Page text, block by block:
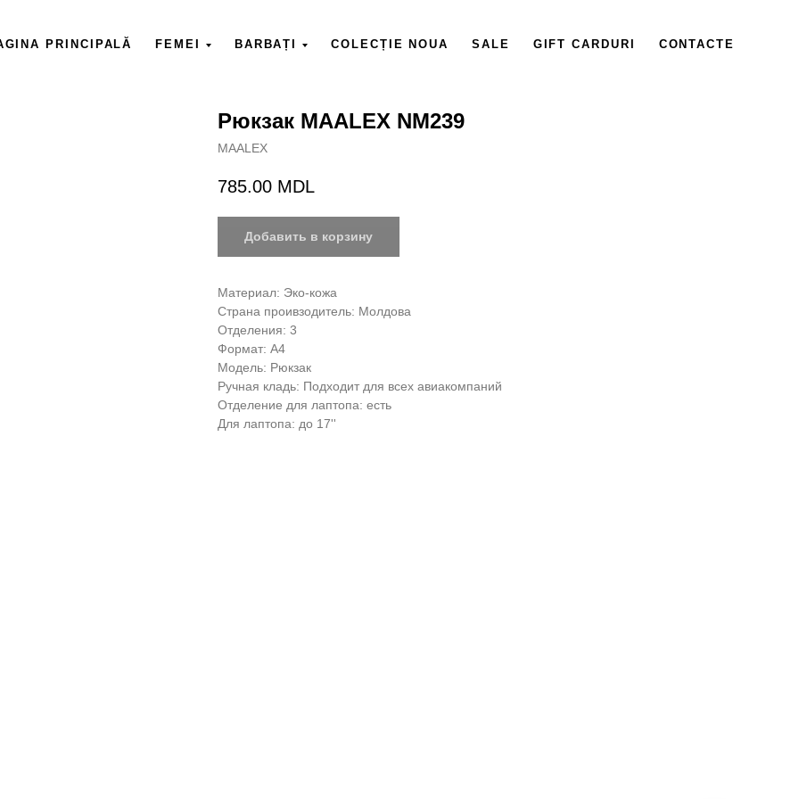
PRINCIPALĂ FEMEI BARBAȚI COLECȚIE NOUA SALE GIFT CARDURI CONTACTE
Рюкзак MAALEX NM239
MAALEX
785.00 MDL
Добавить в корзину
Материал: Эко-кожа
Страна проивзодитель: Молдова
Отделения: 3
Формат: А4
Модель: Рюкзак
Ручная кладь: Подходит для всех авиакомпаний
Отделение для лаптопа: есть
Для лаптопа: до 17''